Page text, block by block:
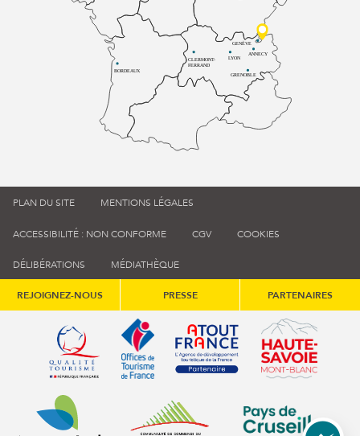
BORDEAUX
CLERMONT-
FERRAND
LYON
ANNECY
GRENOBLE
GENÈVE
PLAN DU SITE MENTIONS LÉGALES
ACCESSIBILITÉ : NON CONFORME CGV COOKIES
DÉLIBÉRATIONS MÉDIATHÈQUE
REJOIGNEZ-NOUS PRESSE PARTENAIRES
Qualité tourisme (s'ouvre dans une nouvelle fenêtre)
Office de tourisme de France (s'ouvre
Atout France (s'ouvre dans
Annemasse Agglo (s'ouvre dans une nouvelle fenêtre)
Communauté de communes du
Communauté de